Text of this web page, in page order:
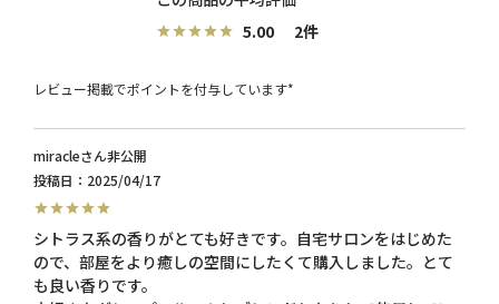
5.00 2
レビュー掲載でポイントを付与しています*
miracle
非公開
投稿日
2025/04/17
シトラス系の香りがとても好きです。自宅サロンをはじめた
ので、部屋をより癒しの空間にしたくて購入しました。とて
も良い香りです。